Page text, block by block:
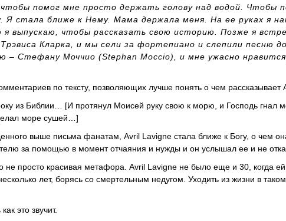
помог мне просто держать голову над водой. Чтобы
Я стала ближе к Нему. Мама держала меня. На ее руках я
выпускаю, чтобы рассказать свою историю. Позже я
Кларка, и мы сели за фортепиано и слепили песню
– Стефану Моччио (Stephan Moccio), и мне ужасно
по тексту, позволяющих лучше понять о чем рассказывает
из Библии… [И протянул Моисей руку свою к морю, и Господь гнал
море сушей…]
выше письма фанатам, Avril Lavigne стала ближе к Богу, о чем она
за помощью в момент отчаяния и нужды и он услышал ее и не
не просто красивая метафора. Avril Lavigne не было еще и 30, когда ей
лет, борясь со смертельным недугом. Уходить из жизни в таком
это звучит.